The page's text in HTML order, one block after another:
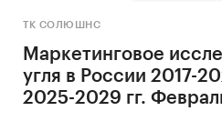
ТК СОЛЮШНС
Маркетинговое
угля в России 2017-
2025-2029 гг.